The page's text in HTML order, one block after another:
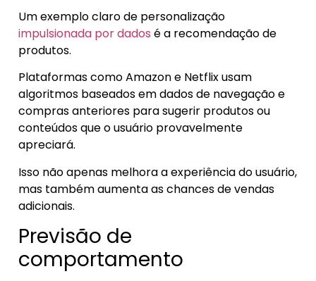
Um exemplo claro de personalização
impulsionada por dados é a recomendação de
produtos.
Plataformas como Amazon e Netflix usam
algoritmos baseados em dados de navegação e
compras anteriores para sugerir produtos ou
conteúdos que o usuário provavelmente
apreciará.
Isso não apenas melhora a experiência do usuário,
mas também aumenta as chances de vendas
adicionais.
Previsão de
comportamento